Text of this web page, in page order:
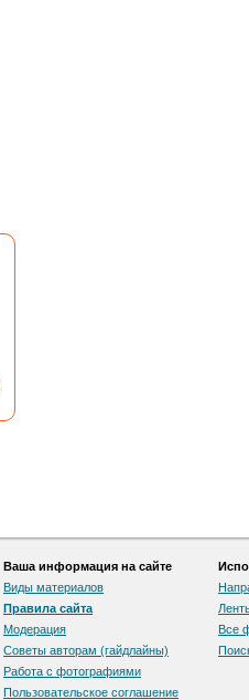
Ваша информация на сайте
Виды материалов
Правила сайта
Модерация
Советы авторам (гайдлайны)
Работа с фотографиями
Пользовательскоe соглашение
Все